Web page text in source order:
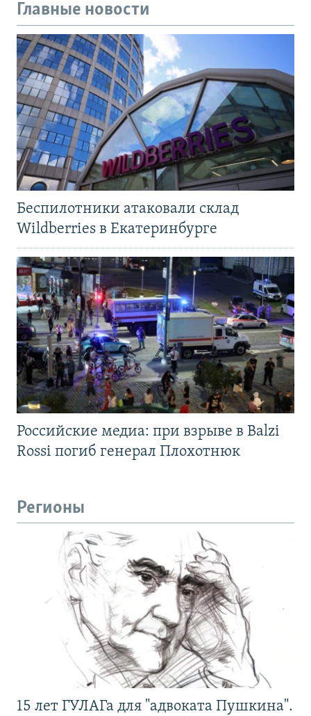
Главные новости
Беспилотники атаковали склад
Wildberries в Екатеринбурге
Российские медиа: при взрыве в Balzi
Rossi погиб генерал Плохотнюк
Регионы
15 лет ГУЛАГа для "адвоката Пушкина".